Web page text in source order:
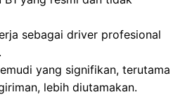
sebagai driver profesional
yang signifikan, terutama
lebih diutamakan.